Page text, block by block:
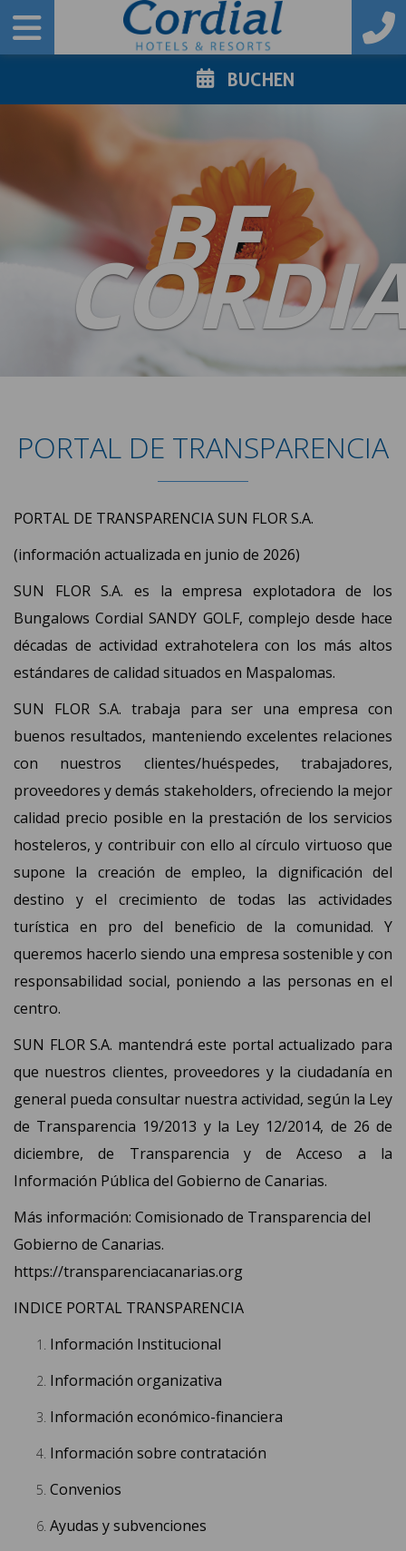
BUCHEN
BE
PORTAL DE TRANSPARENCIA
PORTAL DE TRANSPARENCIA SUN FLOR S.A.
(información actualizada en junio de 2026)
SUN FLOR S.A. es la empresa explotadora de los
Bungalows Cordial SANDY GOLF, complejo desde hace
décadas de actividad extrahotelera con los más altos
estándares de calidad situados en Maspalomas.
SUN FLOR S.A. trabaja para ser una empresa con
buenos resultados, manteniendo excelentes relaciones
con nuestros clientes/huéspedes, trabajadores,
proveedores y demás stakeholders, ofreciendo la mejor
calidad precio posible en la prestación de los servicios
hosteleros, y contribuir con ello al círculo virtuoso que
supone la creación de empleo, la dignificación del
destino y el crecimiento de todas las actividades
turística en pro del beneficio de la comunidad. Y
queremos hacerlo siendo una empresa sostenible y con
responsabilidad social, poniendo a las personas en el
centro.
SUN FLOR S.A. mantendrá este portal actualizado para
que nuestros clientes, proveedores y la ciudadanía en
general pueda consultar nuestra actividad, según la Ley
de Transparencia 19/2013 y la Ley 12/2014, de 26 de
diciembre, de Transparencia y de Acceso a la
Información Pública del Gobierno de Canarias.
Más información: Comisionado de Transparencia del
Gobierno de Canarias.
https://transparenciacanarias.org
INDICE PORTAL TRANSPARENCIA
Información Institucional
Información organizativa
Información económico-financiera
Información sobre contratación
Convenios
Ayudas y subvenciones